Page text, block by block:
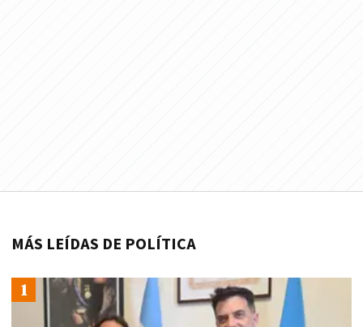
MÁS LEÍDAS DE POLÍTICA